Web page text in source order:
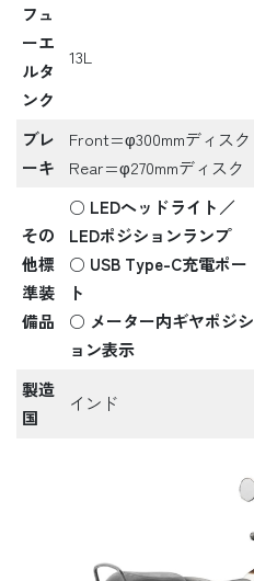
フュ
ーエ
ルタ
ンク
13L
ブレ
ーキ
Front=φ300mmディスク
Rear=φ270mmディスク
その
他標
準装
備品
○ LEDヘッドライト／
LEDポジションランプ
○ USB Type-C充電ポー
ト
○ メーター内ギヤポジシ
ョン表示
製造
国
インド